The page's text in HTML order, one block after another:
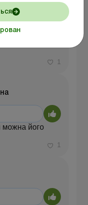
1
можна його
1